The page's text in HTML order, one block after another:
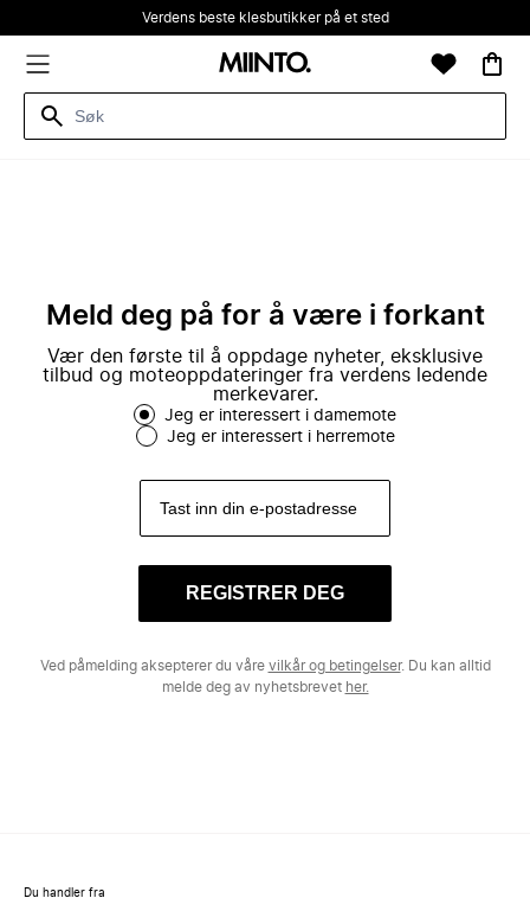
Verdens beste klesbutikker på et sted
Meld deg på for å være i forkant
Vær den første til å oppdage nyheter, eksklusive
tilbud og moteoppdateringer fra verdens ledende
merkevarer.
Jeg er interessert i damemote
Jeg er interessert i herremote
REGISTRER DEG
Ved påmelding aksepterer du våre vilkår og betingelser. Du kan alltid
melde deg av nyhetsbrevet her.
Du handler fra